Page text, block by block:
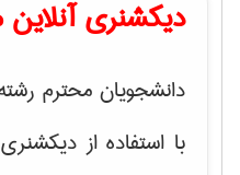
دیکشنری
دانشجویان محترم
با استفاده از